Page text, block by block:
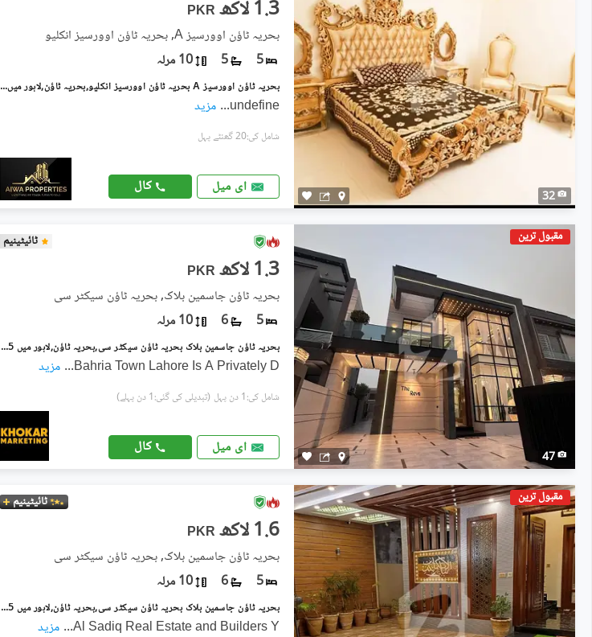
32
PKR 1.3 لاکھ
بحریہ ٹاؤن اوورسیز A, بحریہ ٹاؤن اوورسیز انکلیو
5
5 10 مرلہ
بحریہ ٹاؤن اوورسیز A بحریہ ٹاؤن اوورسیز انکلیو,بحریہ ٹاؤن,لاہور میں 5 کمروں کا 10 مرلہ مکان 1.3 لاکھ میں کرایہ پر دستیاب ہے۔
undefine
... مزید
شامل کی:20 گھنٹے پہل
ای میل کال
مقبول ترین
47
ٹائیٹینیم
PKR 1.3 لاکھ
بحریہ ٹاؤن جاسمین بلاک, بحریہ ٹاؤن سیکٹر سی
5
6 10 مرلہ
بحریہ ٹاؤن جاسمین بلاک بحریہ ٹاؤن سیکٹر سی,بحریہ ٹاؤن,لاہور میں 5 کمروں کا 10 مرلہ مکان 1.3 لاکھ میں کرایہ پر دستیاب ہے۔
Bahria Town Lahore Is A Privately D
... مزید
شامل کی:1 دن پہل (تبدیلی کی گئی:1 دن پہلے)
ای میل کال
مقبول ترین ٹائیٹینیم
PKR 1.6 لاکھ
بحریہ ٹاؤن جاسمین بلاک, بحریہ ٹاؤن سیکٹر سی
5
6 10 مرلہ
بحریہ ٹاؤن جاسمین بلاک بحریہ ٹاؤن سیکٹر سی,بحریہ ٹاؤن,لاہور میں 5 کمروں کا 10 مرلہ مکان 1.6 لاکھ میں کرایہ پر دستیاب ہے۔
Al Sadiq Real Estate and Builders Y
... مزید